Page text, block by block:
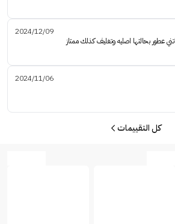
2024/12/09
عطور بحالتها اصليه وتغليف كذلك ممتاز
2024/11/06
كل التقييمات